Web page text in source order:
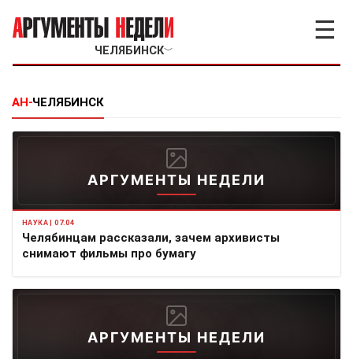
ЧЕЛЯБИНСК﹀
☰
АН-ЧЕЛЯБИНСК
АРГУМЕНТЫ НЕДЕЛИ
НАУКА | 07.04
Челябинцам рассказали, зачем архивисты
снимают фильмы про бумагу
АРГУМЕНТЫ НЕДЕЛИ